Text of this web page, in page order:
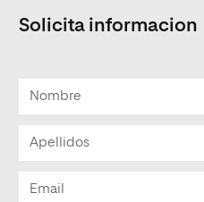
Solicita informacion